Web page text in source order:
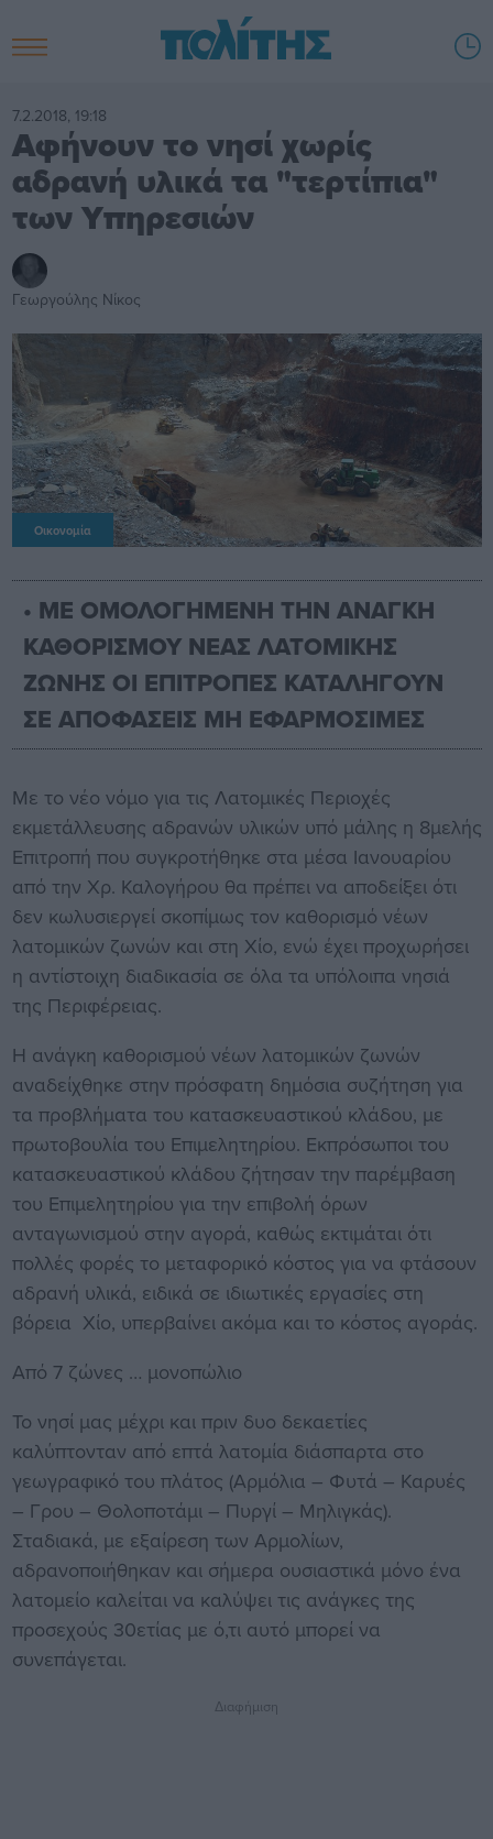
7.2.2018, 19:18
Αφήνουν το νησί χωρίς
αδρανή υλικά τα "τερτίπια"
των Υπηρεσιών
Γεωργούλης Νίκος
Οικονομία
• ΜΕ ΟΜΟΛΟΓΗΜΕΝΗ ΤΗΝ ΑΝΑΓΚΗ
ΚΑΘΟΡΙΣΜΟΥ ΝΕΑΣ ΛΑΤΟΜΙΚΗΣ
ΖΩΝΗΣ ΟΙ ΕΠΙΤΡΟΠΕΣ ΚΑΤΑΛΗΓΟΥΝ
ΣΕ ΑΠΟΦΑΣΕΙΣ ΜΗ ΕΦΑΡΜΟΣΙΜΕΣ
Με το νέο νόμο για τις Λατομικές Περιοχές
εκμετάλλευσης αδρανών υλικών υπό μάλης η 8μελής
Επιτροπή που συγκροτήθηκε στα μέσα Ιανουαρίου
από την Χρ. Καλογήρου θα πρέπει να αποδείξει ότι
δεν κωλυσιεργεί σκοπίμως τον καθορισμό νέων
λατομικών ζωνών και στη Χίο, ενώ έχει προχωρήσει
η αντίστοιχη διαδικασία σε όλα τα υπόλοιπα νησιά
της Περιφέρειας.
Η ανάγκη καθορισμού νέων λατομικών ζωνών
αναδείχθηκε στην πρόσφατη δημόσια συζήτηση για
τα προβλήματα του κατασκευαστικού κλάδου, με
πρωτοβουλία του Επιμελητηρίου. Εκπρόσωποι του
κατασκευαστικού κλάδου ζήτησαν την παρέμβαση
του Επιμελητηρίου για την επιβολή όρων
ανταγωνισμού στην αγορά, καθώς εκτιμάται ότι
πολλές φορές το μεταφορικό κόστος για να φτάσουν
αδρανή υλικά, ειδικά σε ιδιωτικές εργασίες στη
βόρεια Χίο, υπερβαίνει ακόμα και το κόστος αγοράς.
Από 7 ζώνες … μονοπώλιο
Το νησί μας μέχρι και πριν δυο δεκαετίες
καλύπτονταν από επτά λατομία διάσπαρτα στο
γεωγραφικό του πλάτος (Αρμόλια – Φυτά – Καρυές
– Γρου – Θολοποτάμι – Πυργί – Μηλιγκάς).
Σταδιακά, με εξαίρεση των Αρμολίων,
αδρανοποιήθηκαν και σήμερα ουσιαστικά μόνο ένα
λατομείο καλείται να καλύψει τις ανάγκες της
προσεχούς 30ετίας με ό,τι αυτό μπορεί να
συνεπάγεται.
Διαφήμιση